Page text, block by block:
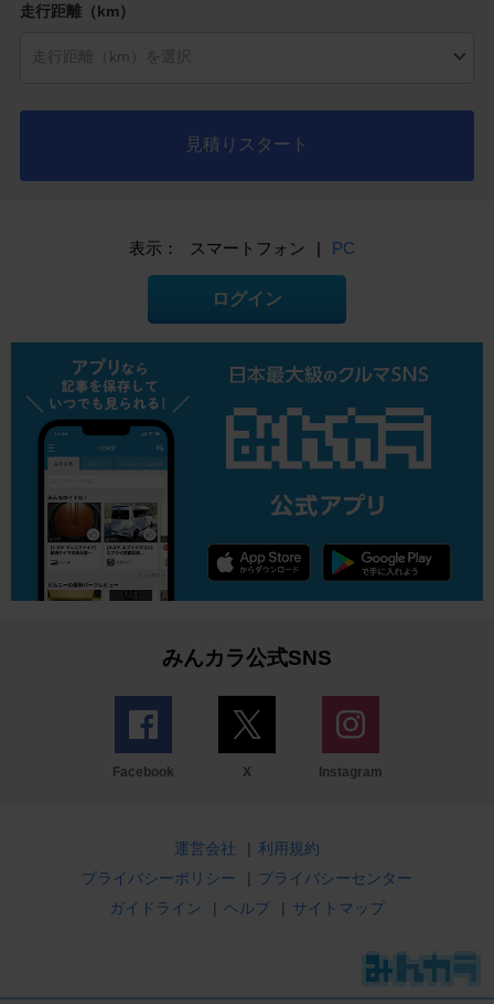
走行距離（km）
見積りスタート
表示： スマートフォン | PC
ログイン
みんカラ公式SNS
Facebook X Instagram
運営会社 | 利用規約
プライバシーポリシー
| プライバシーセンター
ガイドライン
| ヘルプ | サイトマップ